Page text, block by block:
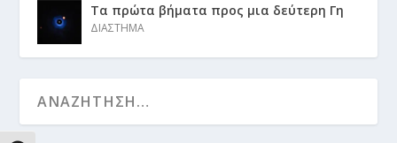
Τα πρώτα βήματα προς μια δεύτερη Γη
ΔΙΑΣΤΗΜΑ